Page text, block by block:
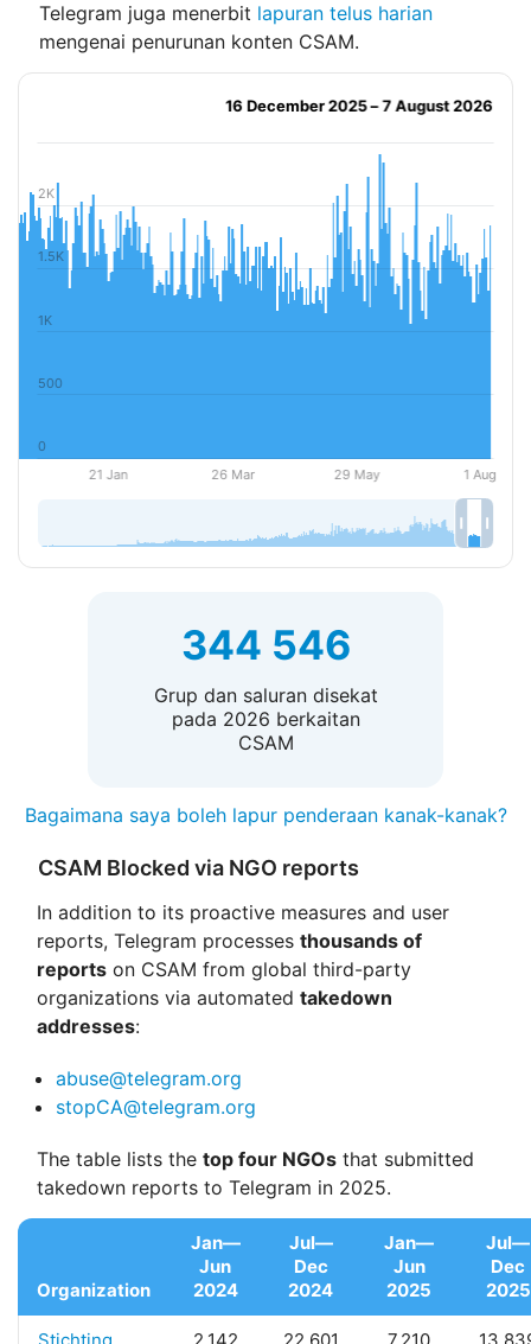
Telegram juga menerbit lapuran telus harian
mengenai penurunan konten CSAM.
344 546
Grup dan saluran disekat
pada 2026 berkaitan
CSAM
Bagaimana saya boleh lapur penderaan kanak-kanak?
CSAM Blocked via NGO reports
Organization
Jan—
Jun
2024
Jul—
Dec
2024
Jan—
Jun
2025
Jul—
Dec
2025
In addition to its proactive measures and user
reports, Telegram processes thousands of
reports on CSAM from global third-party
organizations via automated takedown
addresses:
abuse@telegram.org
stopCA@telegram.org
The table lists the top four NGOs that submitted
takedown reports to Telegram in 2025.